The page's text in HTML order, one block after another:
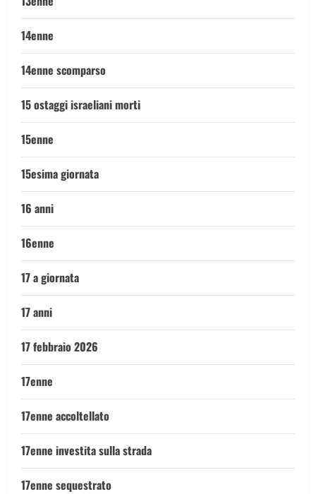
14enne
14enne scomparso
15 ostaggi israeliani morti
15enne
15esima giornata
16 anni
16enne
17 a giornata
17 anni
17 febbraio 2026
17enne
17enne accoltellato
17enne investita sulla strada
17enne sequestrato